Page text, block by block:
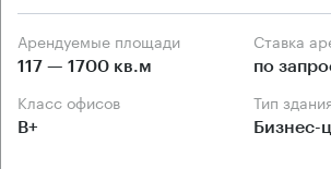
Арендуемые площади
117 — 1700 кв.м
Ставка
по
Класс офисов
B+
Тип здания
Бизнес-